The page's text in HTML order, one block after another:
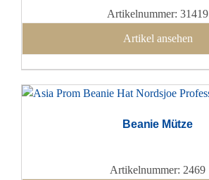
Artikelnummer: 31419
Artikel ansehen
Beanie Mütze
Artikelnummer: 2469